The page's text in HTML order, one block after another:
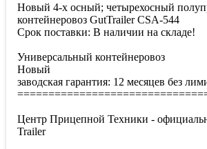
Новый 4-х осный; четырехосный
контейнеровоз GutTrailer CSA-544
Срок поставки: В наличии на складе!
Универсальный контейнеровоз
Новый
заводская гарантия: 12 месяцев без
Центр Прицепной Техники -
Trailer